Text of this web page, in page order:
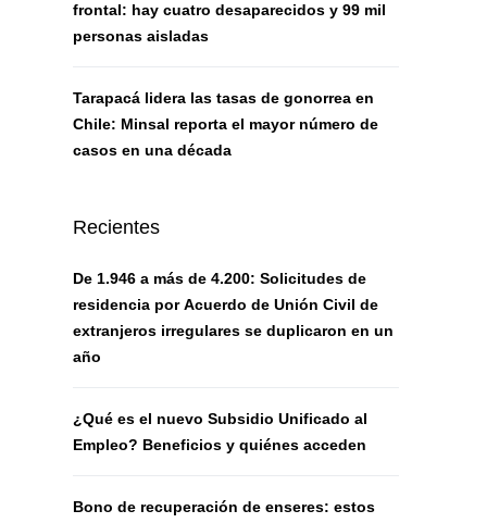
frontal: hay cuatro desaparecidos y 99 mil
personas aisladas
Tarapacá lidera las tasas de gonorrea en
Chile: Minsal reporta el mayor número de
casos en una década
Recientes
De 1.946 a más de 4.200: Solicitudes de
residencia por Acuerdo de Unión Civil de
extranjeros irregulares se duplicaron en un
año
¿Qué es el nuevo Subsidio Unificado al
Empleo? Beneficios y quiénes acceden
Bono de recuperación de enseres: estos